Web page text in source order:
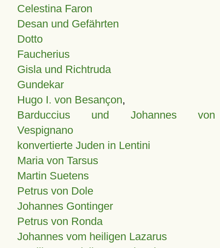
Celestina Faron
Desan und Gefährten
Dotto
Faucherius
Gisla und Richtruda
Gundekar
Hugo I. von Besançon,
Barduccius und Johannes von
Vespignano
konvertierte Juden in Lentini
Maria von Tarsus
Martin Suetens
Petrus von Dole
Johannes Gontinger
Petrus von Ronda
Johannes vom heiligen Lazarus